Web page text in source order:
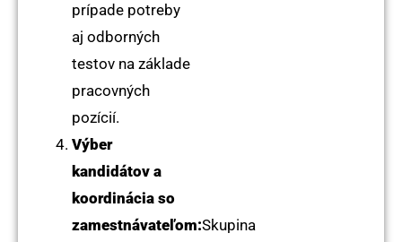
prípade potreby
aj odborných
testov na základe
pracovných
pozícií.
Výber
kandidátov a
koordinácia so
zamestnávateľom:Skupina